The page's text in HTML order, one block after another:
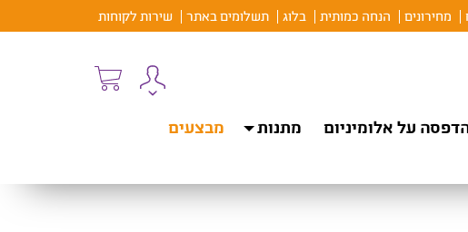
מחירונים הנחה כמותית בלוג תשלומים באתר שירות לקוחות
על אלומיניום מתנות
מבצעים